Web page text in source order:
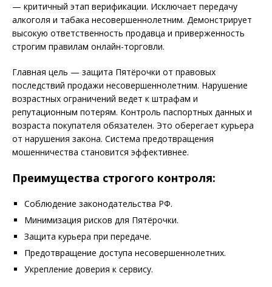
— критичный этап верификации. Исключает передачу
алкоголя и табака несовершеннолетним. Демонстрирует
высокую ответственность продавца и приверженность
строгим правилам онлайн-торговли.
Главная цель — защита Пятёрочки от правовых
последствий продажи несовершеннолетним. Нарушение
возрастных ограничений ведет к штрафам и
репутационным потерям. Контроль паспортных данных и
возраста покупателя обязателен. Это оберегает курьера
от нарушения закона. Система предотвращения
мошенничества становится эффективнее.
Преимущества строгого контроля:
Соблюдение законодательства РФ.
Минимизация рисков для Пятёрочки.
Защита курьера при передаче.
Предотвращение доступа несовершеннолетних.
Укрепление доверия к сервису.